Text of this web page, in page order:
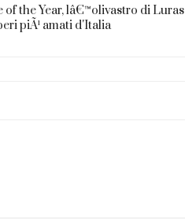
of the Year, lâ€™olivastro di Luras
piÃ¹ amati d'Italia